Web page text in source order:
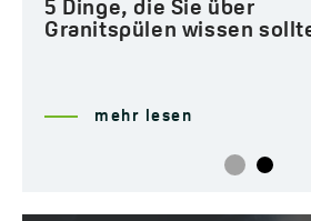
Jahre Garantie
10
5 Dinge, die Sie über
Granitspülen wissen
mehr lesen